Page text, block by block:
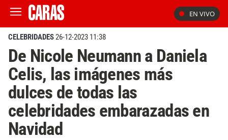
EN VIVO
CELEBRIDADES26-12-2023 11:38
De Nicole Neumann a Daniela
Celis, las imágenes más
dulces de todas las
celebridades embarazadas en
Navidad